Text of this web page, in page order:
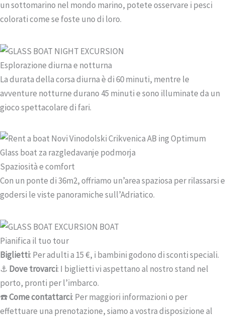
un sottomarino nel mondo marino, potete osservare i pesci
colorati come se foste uno di loro.
Esplorazione diurna e notturna
La durata della corsa diurna è di 60 minuti, mentre le
avventure notturne durano 45 minuti e sono illuminate da un
gioco spettacolare di fari.
Spaziosità e comfort
Con un ponte di 36m2, offriamo un’area spaziosa per rilassarsi e
godersi le viste panoramiche sull’Adriatico.
Pianifica il tuo tour
Biglietti: Per adulti a 15 €, i bambini godono di sconti speciali.
⚓ Dove trovarci: I biglietti vi aspettano al nostro stand nel
porto, pronti per l’imbarco.
☎️Come contattarci: Per maggiori informazioni o per
effettuare una prenotazione, siamo a vostra disposizione al